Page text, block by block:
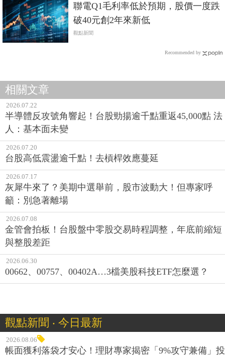
聯電Q1毛利率低於預期，股價一度跌
破40元創2年來新低
觀點新聞
Recommended by
相關文章
2026.07.22
半導體反攻號角響起！台股勁揚逾千點重返45,000點 法
人：基本面未變
2026.07.20
台股高低震盪逾千點！去槓桿效應蔓延
2026.07.17
灰犀牛來了？美期中選舉前，股市波動大！但專家呼
籲：別急著離場
2026.07.08
金管會拍板！台股盤中零股交易時程調整，年底前縮短
與整股差距
2026.06.30
00662、00757、00402A…3檔美股科技ETF怎麼選？
觀點新聞 ‧ 今日最新
2026.08.06
帳面獲利落袋才安心！理財專家揭密「9%攻守兼備」投